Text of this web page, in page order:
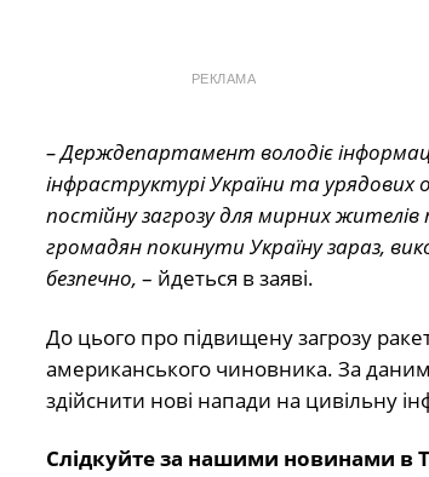
РЕКЛАМА
– Держдепартамент володіє
інфраструктурі України та урядових
постійну загрозу для мирних
громадян покинути Україну зараз,
безпечно, – йдеться в заяві.
До цього про підвищену загрозу
американського чиновника. За
здійснити нові напади на цивільну
Слідкуйте за нашими новинами в